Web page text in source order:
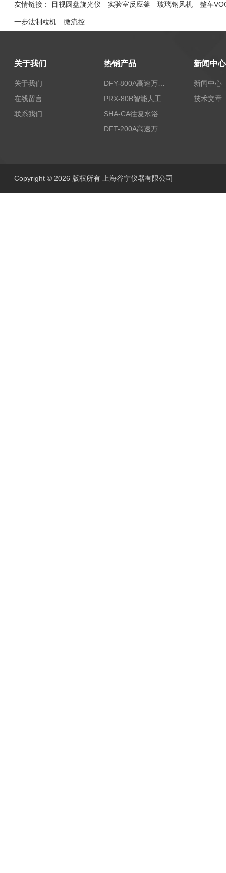
友情链接： 目视圆盘旋光仪 实验室反应釜 玻璃钢风机 整车
一步法制粒机 微流控
关于我们
关于我们
在线留言
联系我们
热销产品 新闻中心
新闻中心
技术文章
Copyright © 2026 版权所有 上海谷宁仪器有限公司